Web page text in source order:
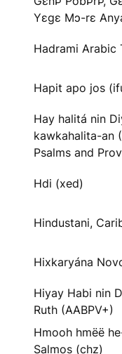
Yɛgɛ Mɔ-rɛ
Hadrami Arabic
Hapit apo jos
Hay halitá nin
kawkahalita-an
Psalms and
Hdi (xed)
Hindustani,
Hixkaryána
Hiyay Habi nin
Ruth (AABPV+)
Hmooh hmëë
Salmos (chz)